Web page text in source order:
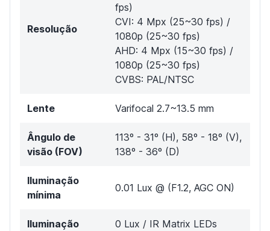
Resolução
fps)
CVI: 4 Mpx (25~30 fps) /
1080p (25~30 fps)
AHD: 4 Mpx (15~30 fps) /
1080p (25~30 fps)
CVBS: PAL/NTSC
Lente Varifocal 2.7~13.5 mm
Ângulo de
visão (FOV)
113º - 31º (H), 58º - 18º (V),
138º - 36º (D)
Iluminação
mínima
0.01 Lux @ (F1.2, AGC ON)
Iluminação
0 Lux / IR Matrix LEDs